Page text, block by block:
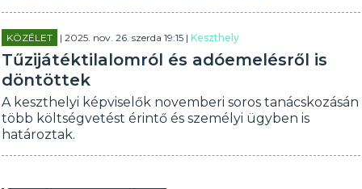
KÖZÉLET | 2025. nov. 26. szerda 19:15 |Keszthely
Tűzijátéktilalomról és adóemelésről is
döntöttek
A keszthelyi képviselők novemberi soros tanácskozásán
több költségvetést érintő és személyi ügyben is
határoztak.